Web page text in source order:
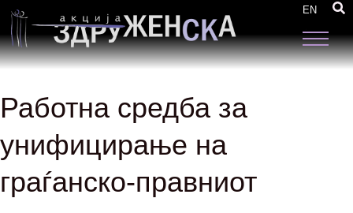
EN
Работна средба за
унифицирање на
граѓанско-правниот